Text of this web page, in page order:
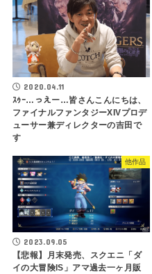
2020.04.11
ｽｩｰ…っえー…皆さんこんにちは、
ファイナルファンタジーXIVプロデ
ューサー兼ディレクターの吉田で
す
他作品
2023.09.05
【悲報】月末発売、スクエニ「ダ
イの大冒険IS」アマ過去一ヶ月販